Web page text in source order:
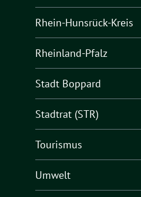
Rhein-Hunsrück-Kreis
Rheinland-Pfalz
Stadt Boppard
Stadtrat (STR)
Tourismus
Umwelt